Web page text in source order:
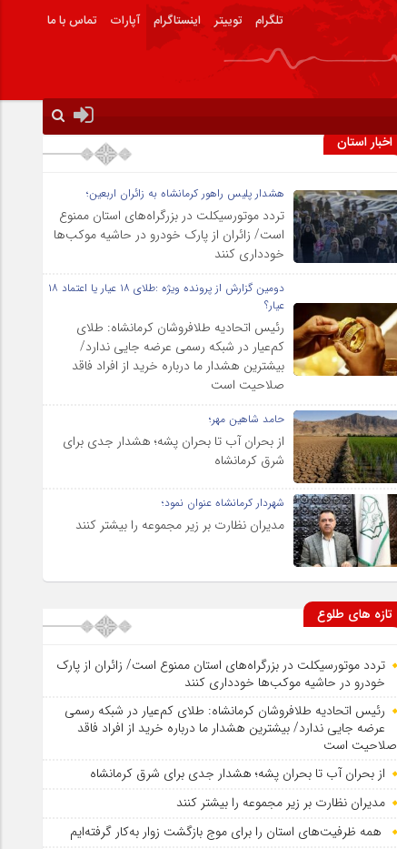
تلگرام توییتر اینستاگرام آپارات تماس با ما
اخبار استان
هشدار پلیس راهور کرمانشاه به زائران اربعین؛
تردد موتورسیکلت در بزرگراه‌های استان ممنوع
است/ زائران از پارک خودرو در حاشیه موکب‌ها
خودداری کنند
دومین گزارش از پرونده ویژه :طلای ۱۸ عیار یا اعتماد ۱۸
عیار؟
رئیس اتحادیه طلافروشان کرمانشاه: طلای
کم‌عیار در شبکه رسمی عرضه جایی ندارد/
بیشترین هشدار ما درباره خرید از افراد فاقد
صلاحیت است
حامد شاهین مهر؛
از بحران آب تا بحران پشه؛ هشدار جدی برای
شرق کرمانشاه
شهردار کرمانشاه عنوان نمود؛
مدیران نظارت بر زیر مجموعه را بیشتر کنند
تازه های طلوع
تردد موتورسیکلت در بزرگراه‌های استان ممنوع است/ زائران از پارک
خودرو در حاشیه موکب‌ها خودداری کنند
رئیس اتحادیه طلافروشان کرمانشاه: طلای کم‌عیار در شبکه رسمی
عرضه جایی ندارد/ بیشترین هشدار ما درباره خرید از افراد فاقد
صلاحیت است
از بحران آب تا بحران پشه؛ هشدار جدی برای شرق کرمانشاه
مدیران نظارت بر زیر مجموعه را بیشتر کنند
همه ظرفیت‌های استان را برای موج بازگشت زوار به‌کار گرفته‌ایم